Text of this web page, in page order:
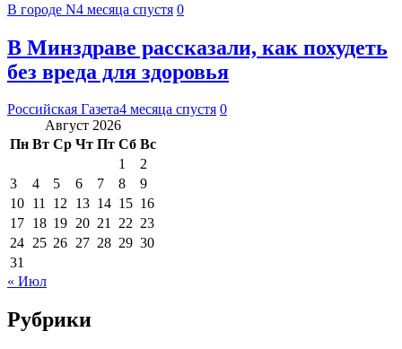
В городе N4 месяца спустя 0
В Минздраве рассказали, как похудеть
без вреда для здоровья
Российская Газета4 месяца спустя 0
Август 2026
Пн Вт Ср Чт Пт Сб Вс
1
2
3
4 5 6 7 8
9
10 11 12 13 14 15 16
17 18 19 20 21 22 23
24 25 26 27 28 29 30
31
« Июл
Рубрики